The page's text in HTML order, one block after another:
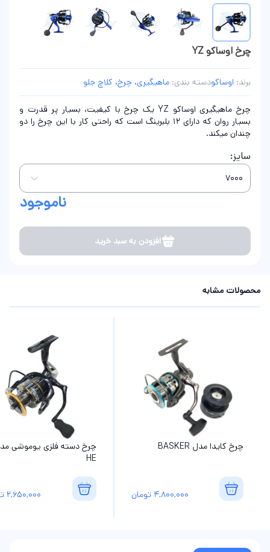
چرخ اوساکو YZ
برند: اوساکودسته بندی: ماهیگیری، چرخ، کلاچ جلو
چرخ ماهیگیری اوساکو YZ یک چرخ با کیفیت، بسیار پر قدرت و
بسیار روان که دارای 12 بلبرینگ است که راحتی کار با این چرخ را دو
چندان میکند.
سایز:
ناموجود
افزودن به سبد خرید
محصولات مشابه
چرخ کایدا مدل BASKER
4,800,000 تومان
چرخ دسته فلزی یوموشی
HE
2,650,000